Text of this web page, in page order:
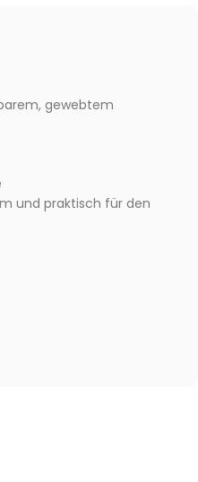
gewebtem
und praktisch für den